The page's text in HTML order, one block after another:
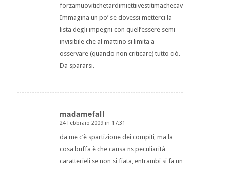
Immagina un po’ se dovessi metterci la
lista degli impegni con quell’essere semi-
invisibile che al mattino si limita a
osservare (quando non criticare) tutto ciò.
Da spararsi.
madamefall
dice:
24 Febbraio 2009 in 17:31
da me c’è spartizione dei compiti, ma la
cosa buffa è che causa ns peculiarità
caratterieli se non si fiata, entrambi si fa un